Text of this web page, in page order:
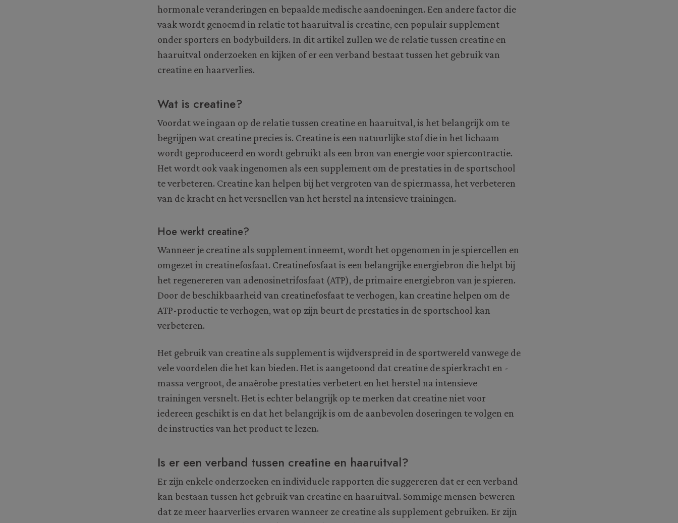
hormonale veranderingen en bepaalde medische aandoeningen. Een andere factor die
vaak wordt genoemd in relatie tot haaruitval is creatine, een populair supplement
onder sporters en bodybuilders. In dit artikel zullen we de relatie tussen creatine en
haaruitval onderzoeken en kijken of er een verband bestaat tussen het gebruik van
creatine en haarverlies.
Wat is creatine?
Voordat we ingaan op de relatie tussen creatine en haaruitval, is het belangrijk om te
begrijpen wat creatine precies is. Creatine is een natuurlijke stof die in het lichaam
wordt geproduceerd en wordt gebruikt als een bron van energie voor spiercontractie.
Het wordt ook vaak ingenomen als een supplement om de prestaties in de sportschool
te verbeteren. Creatine kan helpen bij het vergroten van de spiermassa, het verbeteren
van de kracht en het versnellen van het herstel na intensieve trainingen.
Hoe werkt creatine?
Wanneer je creatine als supplement inneemt, wordt het opgenomen in je spiercellen en
omgezet in creatinefosfaat. Creatinefosfaat is een belangrijke energiebron die helpt bij
het regenereren van adenosinetrifosfaat (ATP), de primaire energiebron van je spieren.
Door de beschikbaarheid van creatinefosfaat te verhogen, kan creatine helpen om de
ATP-productie te verhogen, wat op zijn beurt de prestaties in de sportschool kan
verbeteren.
Het gebruik van creatine als supplement is wijdverspreid in de sportwereld vanwege de
vele voordelen die het kan bieden. Het is aangetoond dat creatine de spierkracht en -
massa vergroot, de anaërobe prestaties verbetert en het herstel na intensieve
trainingen versnelt. Het is echter belangrijk op te merken dat creatine niet voor
iedereen geschikt is en dat het belangrijk is om de aanbevolen doseringen te volgen en
de instructies van het product te lezen.
Is er een verband tussen creatine en haaruitval?
Er zijn enkele onderzoeken en individuele rapporten die suggereren dat er een verband
kan bestaan tussen het gebruik van creatine en haaruitval. Sommige mensen beweren
dat ze meer haarverlies ervaren wanneer ze creatine als supplement gebruiken. Er zijn